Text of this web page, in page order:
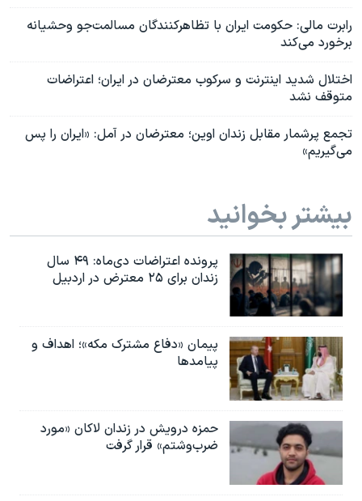
رابرت مالی: حکومت ایران با تظاهرکنندگان مسالمت‌جو وحشیانه
برخورد می‌کند
اختلال شدید اینترنت و سرکوب معترضان در ایران؛ اعتراضات
متوقف نشد
تجمع پرشمار مقابل زندان اوین؛ معترضان در آمل: «ایران را پس
می‌گیریم»
بیشتر بخوانید
پرونده اعتراضات دی‌ماه: ۴۹ سال
زندان برای ۲۵ معترض در اردبیل
پیمان «دفاع مشترک مکه»؛ اهداف و
پیامدها
حمزه درویش در زندان لاکان «مورد
ضرب‌وشتم» قرار گرفت